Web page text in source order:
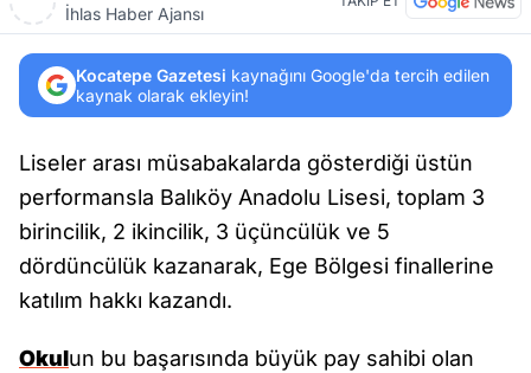
İhlas Haber Ajansı
Kocatepe Gazetesi kaynağını Google'da tercih edilen
kaynak olarak ekleyin!
Liseler arası müsabakalarda gösterdiği üstün
performansla Balıköy Anadolu Lisesi, toplam 3
birincilik, 2 ikincilik, 3 üçüncülük ve 5
dördüncülük kazanarak, Ege Bölgesi finallerine
katılım hakkı kazandı.
Okulun bu başarısında büyük pay sahibi olan